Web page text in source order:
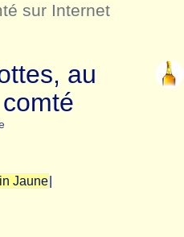
sur Internet
au
Jaune